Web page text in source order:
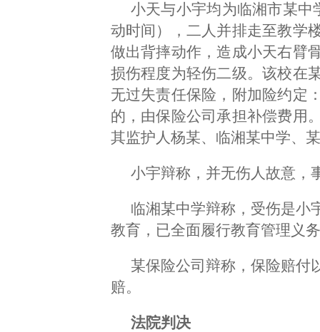
小天与小宇均为临湘市某
动时间），二人并排走至教学
做出背摔动作，造成小天右臂
损伤程度为轻伤二级。该校在
无过失责任保险，附加险约定
的，由保险公司承担补偿费用
其监护人杨某、临湘某中学、
小宇辩称，并无伤人故意，
临湘某中学辩称，受伤是小
教育，已全面履行教育管理义
某保险公司辩称，保险赔付
赔。
法院判决